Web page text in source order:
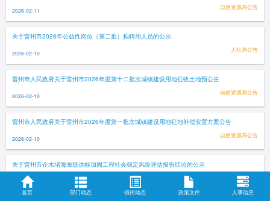
2026-02-11 自然资源局公告
关于雷州市2026年公益性岗位（第二批）拟聘用人员的公示
2026-02-10 人社局公告
雷州市人民政府关于雷州市2026年度第十二批次城镇建设用地征收土地预公告
2026-02-10 自然资源局公告
雷州市人民政府关于雷州市2026年度第一批次城镇建设用地征地补偿安置方案公告
2026-02-10 自然资源局公告
关于雷州市企水堵海海堤达标加固工程社会稳定风险评估报告结论的公示
2026-02-10
公示公告
首页
部门动态 镇街动态 政策文件 人事信息